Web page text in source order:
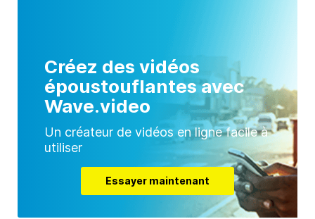
Créez des vidéos
époustouflantes avec
Wave.video
Un créateur de vidéos en ligne facile à
utiliser
Essayer maintenant